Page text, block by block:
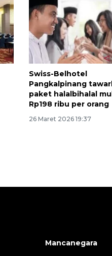
Swiss-Belhotel
Pangkalpinang
paket halalbihalal
Rp198 ribu per orang
26 Maret 2026 19:37
Mancanegara